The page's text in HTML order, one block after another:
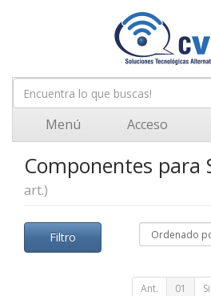
Menú Acceso
Componentes para
art.)
Filtro
Ant. 01